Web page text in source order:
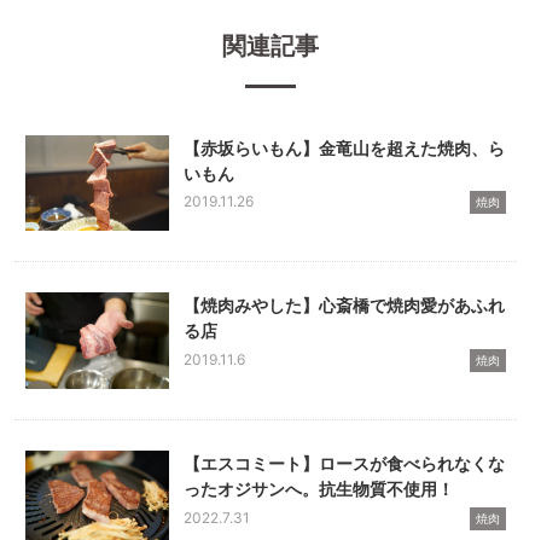
関連記事
【赤坂らいもん】金竜山を超えた焼肉、ら
いもん
2019.11.26 焼肉
【焼肉みやした】心斎橋で焼肉愛があふれ
る店
2019.11.6 焼肉
【エスコミート】ロースが食べられなくな
ったオジサンへ。抗生物質不使用！
2022.7.31 焼肉